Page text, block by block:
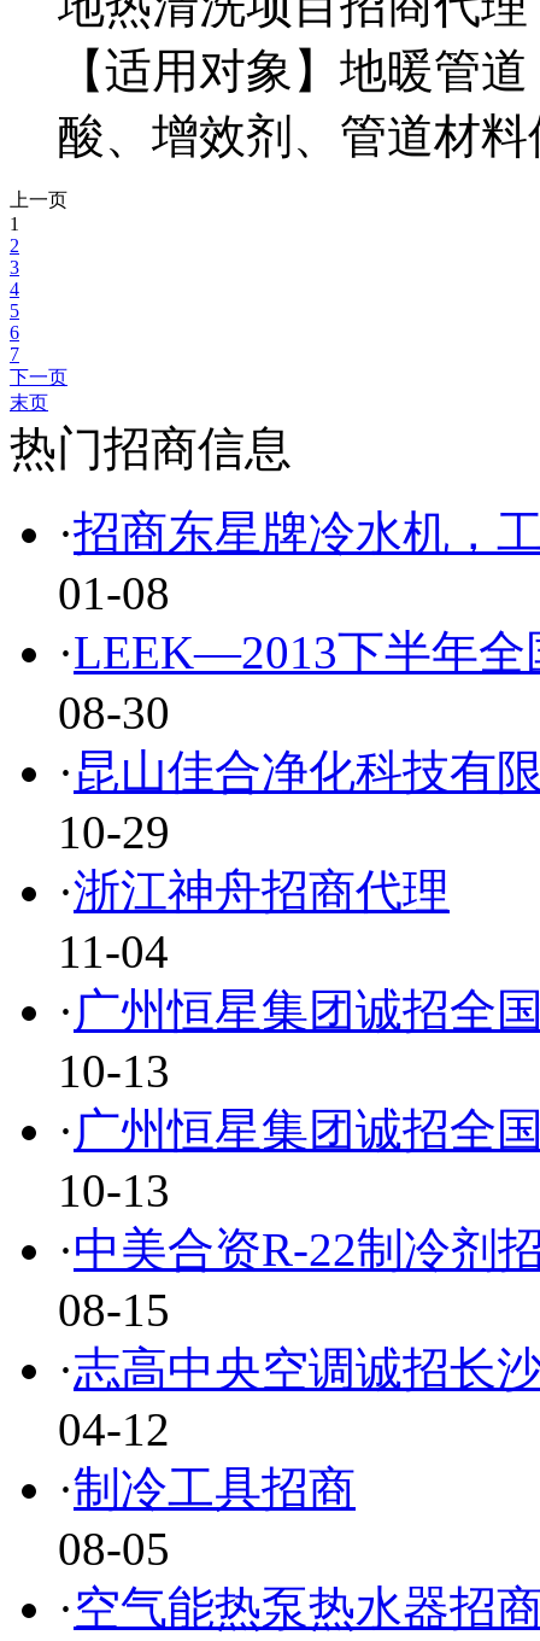
【适用对象】地暖管
酸、增效剂、管道材
上一页
1
2
3
4
5
6
7
下一页
末页
热门招商信息
·招商东星牌冷水机，
01-08
·LEEK—2013下半年全
08-30
·昆山佳合净化科技有
10-29
·浙江神舟招商代理
11-04
·广州恒星集团诚招全
10-13
·广州恒星集团诚招全
10-13
·中美合资R-22制冷剂
08-15
·志高中央空调诚招长
04-12
·制冷工具招商
08-05
·空气能热泵热水器招